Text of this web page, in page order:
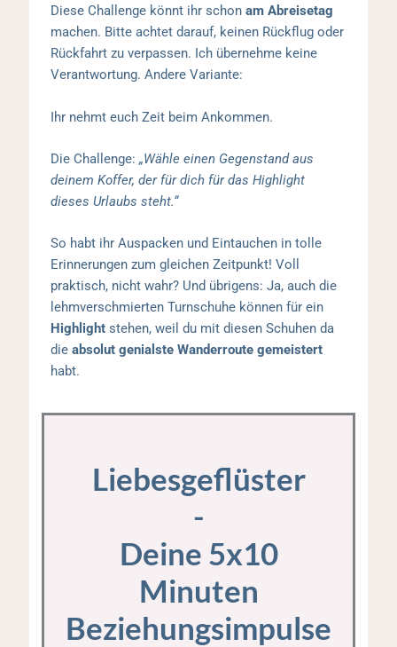
Diese Challenge könnt ihr schonam Abreisetag
machen. Bitte achtet darauf, keinen Rückflug oder
Rückfahrt zu verpassen. Ich übernehme keine
Verantwortung. Andere Variante:
Ihr nehmt euch Zeit beim Ankommen.
Die Challenge:„Wähle einen Gegenstand aus
deinem Koffer, der für dich für das Highlight
dieses Urlaubs steht.“
So habt ihr Auspacken und Eintauchen in tolle
Erinnerungen zum gleichen Zeitpunkt! Voll
praktisch, nicht wahr? Und übrigens: Ja, auch die
lehmverschmierten Turnschuhe können für ein
Highlight stehen, weil du mit diesen Schuhen da
dieabsolut genialste Wanderroute gemeistert
habt.
Liebesgeflüster
-
Deine 5x10
Minuten
Beziehungsimpulse